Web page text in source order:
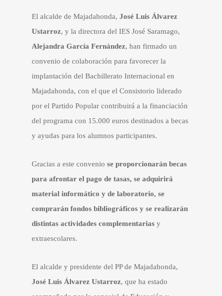
El alcalde de Majadahonda, José Luis Álvarez
Ustarroz, y la directora del IES José Saramago,
Alejandra García Fernández, han firmado un
convenio de colaboración para favorecer la
implantación del Bachillerato Internacional en
Majadahonda, con el que el Consistorio liderado
por el Partido Popular contribuirá a la financiación
del programa con 15.000 euros destinados a becas
y ayudas para los alumnos participantes.
Gracias a este convenio se proporcionarán becas
para afrontar el pago de tasas, se adquirirá
material informático y de laboratorio, se
comprarán fondos bibliográficos y se realizarán
distintas actividades complementarias y
extraescolares.
El alcalde y presidente del PP de Majadahonda,
José Luis Álvarez Ustarroz, que ha estado